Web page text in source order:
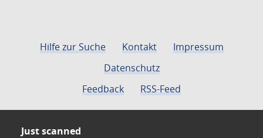
Hilfe zur Suche Kontakt
Impressum
Datenschutz
Feedback
RSS-Feed
Just scanned